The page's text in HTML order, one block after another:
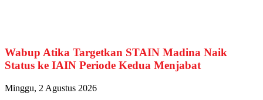
Wabup Atika Targetkan STAIN Madina Naik
Status ke IAIN Periode Kedua Menjabat
Minggu, 2 Agustus 2026